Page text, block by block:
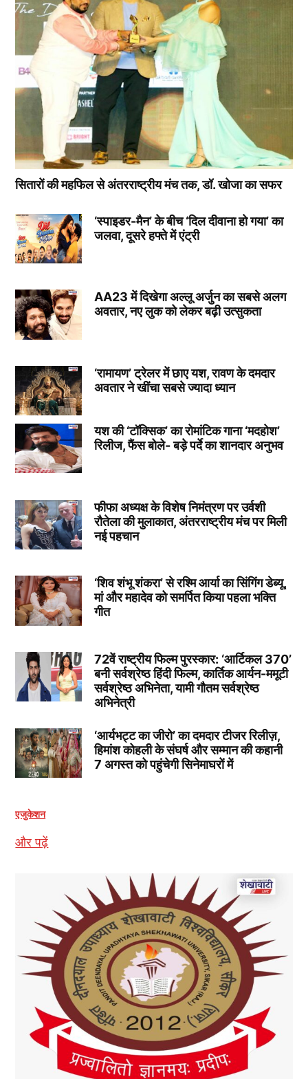
सितारों की महफिल से अंतरराष्ट्रीय मंच तक, डॉ. खोजा का सफर
‘स्पाइडर-मैन’ के बीच ‘दिल दीवाना हो गया’ का
जलवा, दूसरे हफ्ते में एंट्री
AA23 में दिखेगा अल्लू अर्जुन का सबसे अलग
अवतार, नए लुक को लेकर बढ़ी उत्सुकता
‘रामायण’ ट्रेलर में छाए यश, रावण के दमदार
अवतार ने खींचा सबसे ज्यादा ध्यान
यश की ‘टॉक्सिक’ का रोमांटिक गाना ‘मदहोश’
रिलीज, फैंस बोले- बड़े पर्दे का शानदार अनुभव
फीफा अध्यक्ष के विशेष निमंत्रण पर उर्वशी
रौतेला की मुलाकात, अंतरराष्ट्रीय मंच पर मिली
नई पहचान
‘शिव शंभू शंकरा’ से रश्मि आर्या का सिंगिंग डेब्यू,
मां और महादेव को समर्पित किया पहला भक्ति
गीत
72वें राष्ट्रीय फिल्म पुरस्कार: ‘आर्टिकल 370’
बनी सर्वश्रेष्ठ हिंदी फिल्म, कार्तिक आर्यन-ममूटी
सर्वश्रेष्ठ अभिनेता, यामी गौतम सर्वश्रेष्ठ
अभिनेत्री
‘आर्यभट्ट का जीरो’ का दमदार टीजर रिलीज़,
हिमांश कोहली के संघर्ष और सम्मान की कहानी
7 अगस्त को पहुंचेगी सिनेमाघरों में
एजुकेशन
और पढ़ें